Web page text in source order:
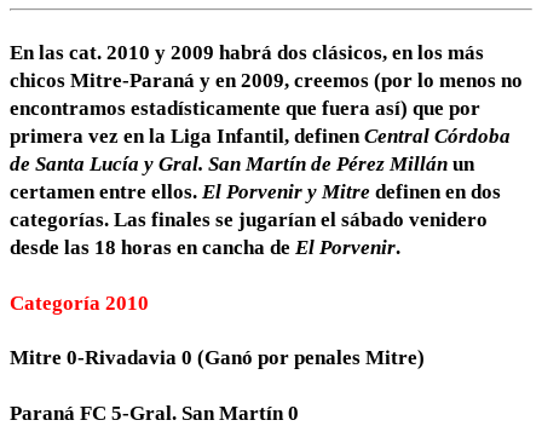
En las cat. 2010 y 2009 habrá dos clásicos, en los más
chicos Mitre-Paraná y en 2009, creemos (por lo menos no
encontramos estadísticamente que fuera así) que por
primera vez en la Liga Infantil, definenCentral Córdoba
de Santa Lucía y Gral. San Martín de Pérez Millán un
certamen entre ellos. El Porvenir y Mitre definen en dos
categorías. Las finales se jugarían el sábado venidero
desde las 18 horas en cancha de El Porvenir.
Categoría 2010
Mitre 0-Rivadavia 0 (Ganó por penales Mitre)
Paraná FC 5-Gral. San Martín 0